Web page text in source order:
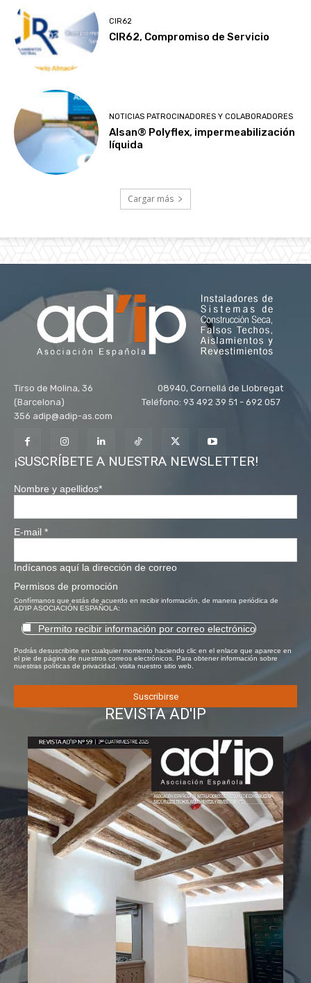
CIR62
CIR62, Compromiso de Servicio
NOTICIAS PATROCINADORES Y COLABORADORES
Alsan® Polyflex, impermeabilización
líquida
Cargar más
Tirso de Molina, 36 08940, Cornellá de Llobregat
(Barcelona) Teléfono: 93 492 39 51 - 692 057
356 adip@adip-as.com
¡SUSCRÍBETE A NUESTRA NEWSLETTER!
Nombre y apellidos*
E-mail *
Indícanos aquí la dirección de correo
Permisos de promoción
Confírmanos que estás de acuerdo en recibir información, de manera periódica de
AD'IP ASOCIACIÓN ESPAÑOLA:
Permito recibir información por correo electrónico
Podrás desuscribirte en cualquier momento haciendo clic en el enlace que aparece en
el pie de página de nuestros correos electrónicos. Para obtener información sobre
nuestras políticas de privacidad, visita nuestro sitio web.
REVISTA AD'IP